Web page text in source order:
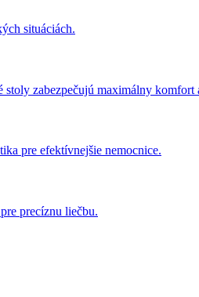
situáciách.
zabezpečujú maximálny komfort
pre efektívnejšie nemocnice.
precíznu liečbu.